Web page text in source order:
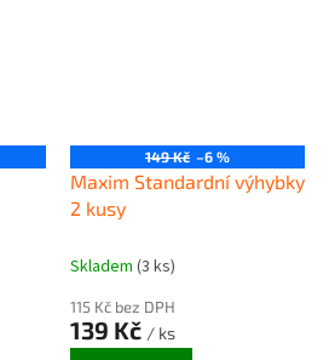
149 Kč –6 %
Maxim Standardní výhybky
2 kusy
Skladem (3 ks)
115 Kč bez DPH
139 Kč / ks